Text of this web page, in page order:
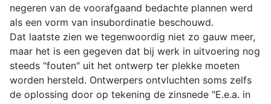
negeren van de voorafgaand bedachte plannen werd
als een vorm van insubordinatie beschouwd.
Dat laatste zien we tegenwoordig niet zo gauw meer,
maar het is een gegeven dat bij werk in uitvoering nog
steeds "fouten" uit het ontwerp ter plekke moeten
worden hersteld. Ontwerpers ontvluchten soms zelfs
de oplossing door op tekening de zinsnede "E.e.a. in